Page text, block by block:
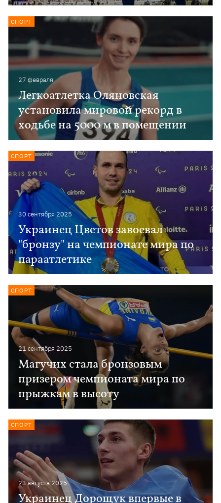
27 февраля
Легкоатлетка Оляновская
установила мировой рекорд в
ходьбе на 5000 м в помещении
СПОРТ
30 сентября 2025
Украинец Цветов завоевал
"бронзу" на чемпионате мира по
параатлетике
СПОРТ
21 сентября 2025
Магучих стала бронзовым
призером чемпионата мира по
прыжкам в высоту
СПОРТ
23 августа 2025
Украинец Дорощук впервые в
СПОРТ